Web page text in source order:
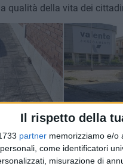
Il rispetto della
partner memorizziamo e/o
come identificatori
misurazione di
qualità della vita dei